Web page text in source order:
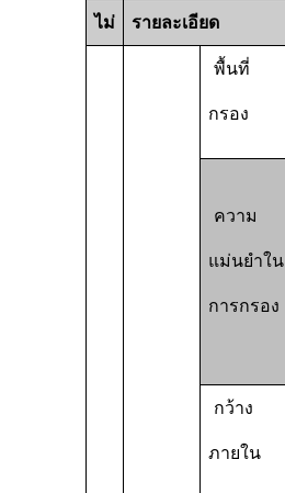
ไม่ รายละเอียด
พื้นที่
กรอง
ความ
แม่นยําใน
การกรอง
กว้าง
ภายใน